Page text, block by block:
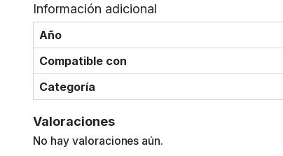
Información adicional
Año
Compatible con
Categoría
Valoraciones
No hay valoraciones aún.